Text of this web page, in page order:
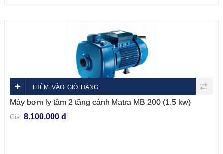
THÊM VÀO GIỎ HÀNG
Máy bơm ly tâm 2 tầng cánh Matra MB 200 (1.5 kw)
Giá: 8.100.000 đ